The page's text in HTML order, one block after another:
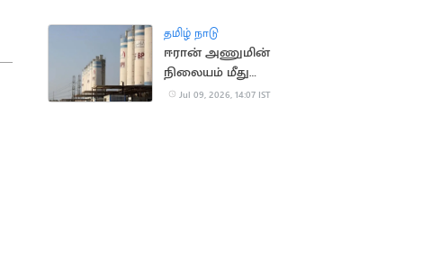
தமிழ் நாடு
ஈரான் அணுமின்
நிலையம் மீது
அமெரிக்க ஏவுகணை
Jul 09, 2026, 14:07 IST